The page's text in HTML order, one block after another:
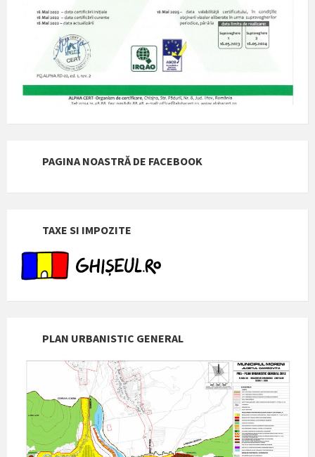
PAGINA NOASTRĂ DE FACEBOOK
TAXE SI IMPOZITE
PLAN URBANISTIC GENERAL